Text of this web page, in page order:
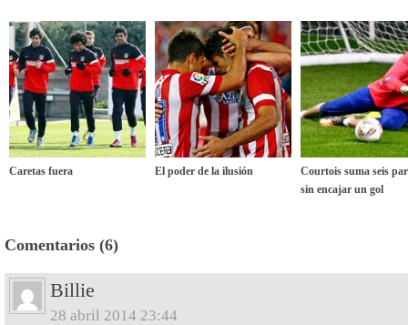
Caretas fuera El poder de la ilusión
Courtois suma seis
sin encajar un gol
Comentarios (6)
Billie
28 abril 2014 23:44